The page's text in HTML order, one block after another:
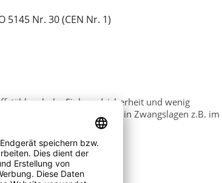
Nr. 30 (CEN Nr. 1)
hohe Einbrandsicherheit und wenig
geeignet zum Arbeiten in Zwangslagen z.B. im